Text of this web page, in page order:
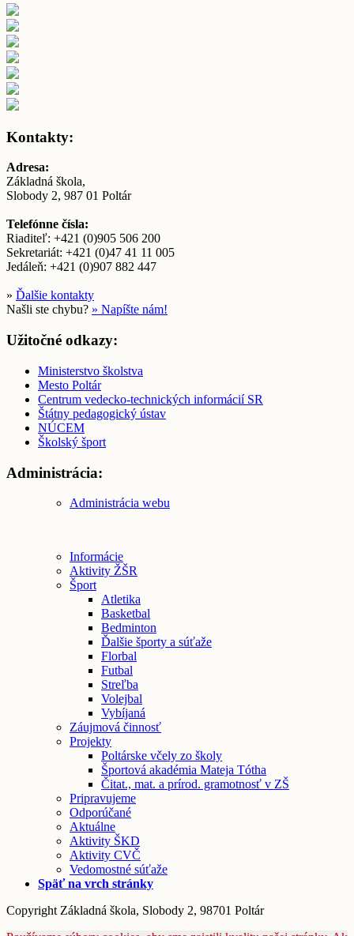
Kontakty:
Adresa:
Základná škola,
Slobody 2, 987 01 Poltár
Telefónne čísla:
Riaditeľ: +421 (0)905 506 200
Sekretariát: +421 (0)47 41 11 005
Jedáleň: +421 (0)907 882 447
» Ďalšie kontakty
Našli ste chybu? » Napíšte nám!
Užitočné odkazy:
Ministerstvo školstva
Mesto Poltár
Centrum vedecko-technických informácií SR
Štátny pedagogický ústav
NÚCEM
Školský šport
Administrácia:
Administrácia webu
Informácie
Aktivity ŽŠR
Šport
Atletika
Basketbal
Bedminton
Ďalšie športy a súťaže
Florbal
Futbal
Streľba
Volejbal
Vybíjaná
Záujmová činnosť
Projekty
Poltárske včely zo školy
Športová akadémia Mateja Tótha
Čitat., mat. a prírod. gramotnosť v ZŠ
Pripravujeme
Odporúčané
Aktuálne
Aktivity ŠKD
Aktivity CVČ
Vedomostné súťaže
Späť na vrch stránky
Copyright Základná škola, Slobody 2, 98701 Poltár